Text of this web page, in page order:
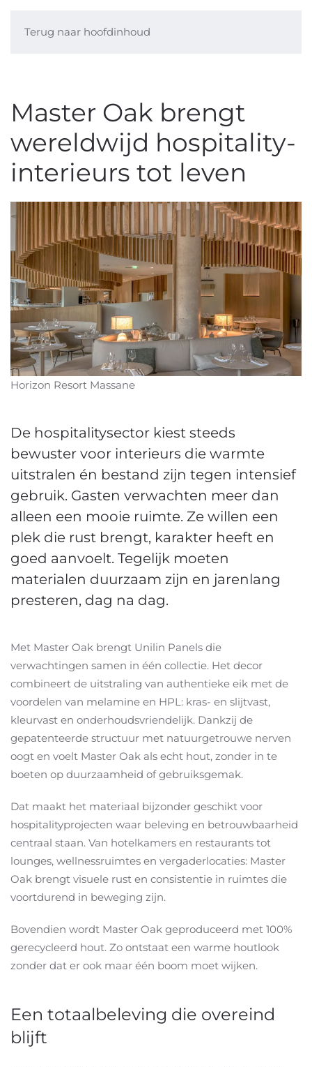
Terug naar hoofdinhoud
Master Oak brengt
wereldwijd hospitality-
interieurs tot leven
Horizon Resort Massane
De hospitalitysector kiest steeds
bewuster voor interieurs die warmte
uitstralen én bestand zijn tegen intensief
gebruik. Gasten verwachten meer dan
alleen een mooie ruimte. Ze willen een
plek die rust brengt, karakter heeft en
goed aanvoelt. Tegelijk moeten
materialen duurzaam zijn en jarenlang
presteren, dag na dag.
Met Master Oak brengt Unilin Panels die
verwachtingen samen in één collectie. Het decor
combineert de uitstraling van authentieke eik met de
voordelen van melamine en HPL: kras- en slijtvast,
kleurvast en onderhoudsvriendelijk. Dankzij de
gepatenteerde structuur met natuurgetrouwe nerven
oogt en voelt Master Oak als echt hout, zonder in te
boeten op duurzaamheid of gebruiksgemak.
Dat maakt het materiaal bijzonder geschikt voor
hospitalityprojecten waar beleving en betrouwbaarheid
centraal staan. Van hotelkamers en restaurants tot
lounges, wellnessruimtes en vergaderlocaties: Master
Oak brengt visuele rust en consistentie in ruimtes die
voortdurend in beweging zijn.
Bovendien wordt Master Oak geproduceerd met 100%
gerecycleerd hout. Zo ontstaat een warme houtlook
zonder dat er ook maar één boom moet wijken.
Een totaalbeleving die overeind
blijft